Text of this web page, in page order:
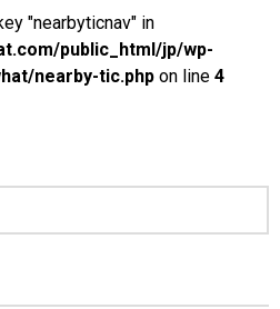
"nearbyticnav" in
public_html/jp/wp-
nearby-tic.php on line 4